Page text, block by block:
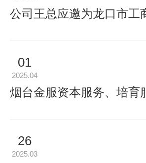
公司王总应邀为龙口市工商
01
2025.04
烟台金服资本服务、培育服
26
2025.03